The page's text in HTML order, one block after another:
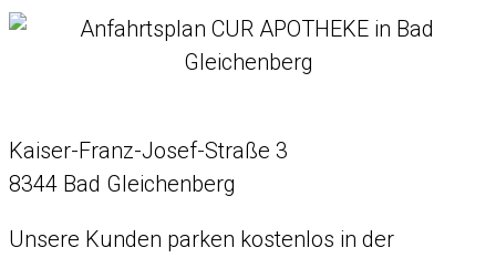
Kaiser-Franz-Josef-Straße 3
8344 Bad Gleichenberg
Unsere Kunden parken kostenlos in der